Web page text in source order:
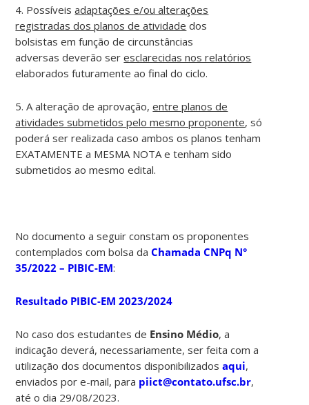
4. Possíveisadaptações e/ou alterações
registradas dos planos de atividade dos
bolsistas em função decircunstâncias
adversasdeverão seresclarecidas nos relatórios
elaborados futuramente ao final do ciclo.
5. A alteração de aprovação,entre planos de
atividades submetidos pelo mesmo proponente, só
poderá ser realizada caso ambos os planos tenham
EXATAMENTE a MESMA NOTA e tenham sido
submetidos ao mesmo edital.
No documento a seguir constam os proponentes
contemplados com bolsa daChamada CNPq N°
35/2022 – PIBIC-EM:
Resultado PIBIC-EM 2023/2024
No caso dos estudantes de Ensino Médio, a
indicação deverá, necessariamente, ser feita com a
utilização dos documentos disponibilizadosaqui,
enviados por e-mail, para piict@contato.ufsc.br,
até o dia 29/08/2023.